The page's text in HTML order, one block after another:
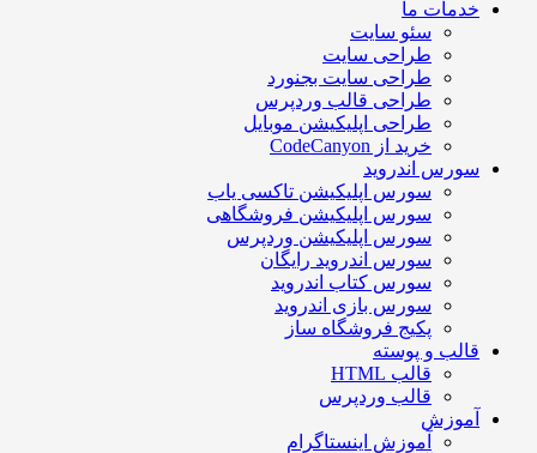
خدمات ما
سئو سایت
طراحی سایت
طراحی سایت بجنورد
طراحی قالب وردپرس
طراحی اپلیکیشن موبایل
خرید از CodeCanyon
سورس اندروید
سورس اپلیکیشن تاکسی یاب
سورس اپلیکیشن فروشگاهی
سورس اپلیکیشن وردپرس
سورس اندروید رایگان
سورس کتاب اندروید
سورس بازی اندروید
پکیج فروشگاه ساز
قالب و پوسته
قالب HTML
قالب وردپرس
آموزش
آموزش اینستاگرام